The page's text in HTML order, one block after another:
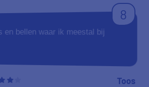
8
en bellen waar ik meestal bij
Toos